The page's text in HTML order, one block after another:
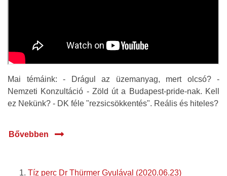
Mai témáink: - Drágul az üzemanyag, mert olcsó? -
Nemzeti Konzultáció - Zöld út a Budapest-pride-nak. Kell
ez Nekünk? - DK féle "rezsicsökkentés". Reális és hiteles?
Bővebben
Tíz perc Dr Thürmer Gyulával (2020.06.23)